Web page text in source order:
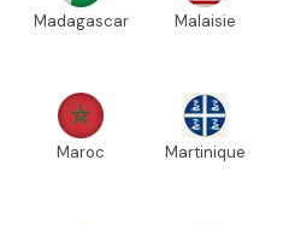
Madagascar Malaisie
Maroc Martinique